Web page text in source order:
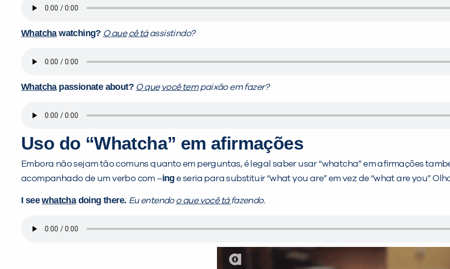
Whatchawatching? O que cê táassistindo?
Whatchapassionate about? O que você tempaixão em fazer?
Uso do “Whatcha” em afirmações
Embora não sejam tão comuns quanto em perguntas, é legal saber usar “whatcha” em afirmações
acompanhado de um verbo com –ing e seria para substituir “what you are” em vez de “what are you”.
I seewhatchadoing there. Eu entendoo que você tá fazendo.